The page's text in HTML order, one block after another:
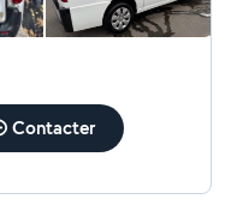
Contacter